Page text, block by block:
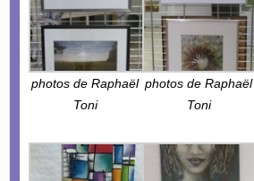
photos de Raphaël
Toni
photos de Raphaël
Toni